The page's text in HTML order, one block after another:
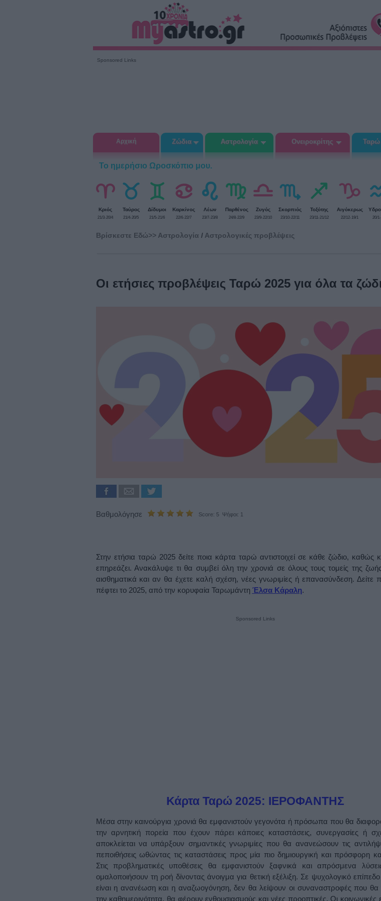
Sponsored Links
Αρχική Ζώδια Αστρολογία Ονειροκρίτης Ταρώ
Το ημερήσιο Ωροσκόπιο μου.
Κριός
21/3-20/4
Ταύρος
21/4-20/5
Δίδυμοι
21/5-21/6
Καρκίνος
22/6-22/7
Λέων
23/7-23/8
Παρθένος
24/8-22/9
Ζυγός
23/9-22/10
Σκορπιός
23/10-22/11
Τοξότης
23/11-21/12
Αιγόκερως
22/12-19/1 20/
Βρίσκεστε Eδώ>> Αστρολογία / Αστρολογικές προβλέψεις
Οι ετήσιες προβλέψεις Ταρώ 2025 για όλα τα
Βαθμολόγησε Score: 5 Ψήφοι: 1
Στην ετήσια ταρώ 2025 δείτε ποια κάρτα ταρώ αντιστοιχεί σε κάθε ζώδιο, καθώς
επηρεάζει. Ανακάλυψε τι θα συμβεί όλη την χρονιά σε όλους τους τομείς της
αισθηματικά και αν θα έχετε καλή σχέση, νέες γνωριμίες ή επανασύνδεση. Δείτε
πέφτει το 2025, από την κορυφαία Ταρωμάντη Έλσα Κάραλη.
Sponsored Links
Κάρτα Ταρώ 2025: ΙΕΡΟΦΑΝΤΗΣ
Μέσα στην καινούργια χρονιά θα εμφανιστούν γεγονότα ή πρόσωπα που θα
την αρνητική πορεία που έχουν πάρει κάποιες καταστάσεις, συνεργασίες ή
αποκλείεται να υπάρξουν σημαντικές γνωριμίες που θα ανανεώσουν τις
πεποιθήσεις ωθώντας τις καταστάσεις προς μία πιο δημιουργική και πρόσφορη
Στις προβληματικές υποθέσεις θα εμφανιστούν ξαφνικά και απρόσμενα
ομαλοποιήσουν τη ροή δίνοντας άνοιγμα για θετική εξέλιξη. Σε ψυχολογικό
είναι η ανανέωση και η αναζωογόνηση, δεν θα λείψουν οι συναναστροφές που
την καθημερινότητα, θα φέρουν ενθουσιασμούς και νέες προοπτικές. Οι